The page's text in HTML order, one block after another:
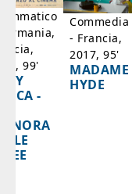
99'
-
Commedia
- Francia,
2017, 95'
MADAME
HYDE